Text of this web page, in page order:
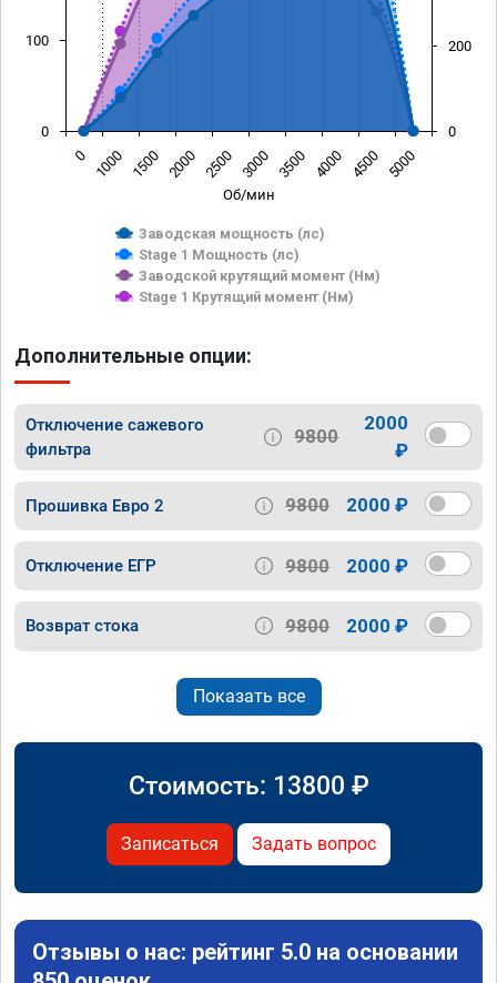
Об/мин
Заводская мощность (лс)
Stage 1 Мощность (лс)
Заводской крутящий момент (Нм)
Stage 1 Крутящий момент (Нм)
0 1000 1500 2000 2500 3000 3500 4000 4500 5000
0
100
0
200
Дополнительные опции:
Отключение сажевого
фильтра
9800
2000
₽
Прошивка Евро 2 9800 2000 ₽
Отключение ЕГР 9800 2000 ₽
Возврат стока 9800 2000 ₽
Показать все
Стоимость: 13800 ₽
Записаться Задать вопрос
Отзывы о нас: рейтинг 5.0 на основании